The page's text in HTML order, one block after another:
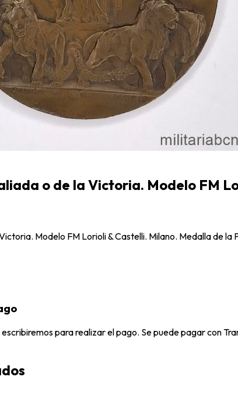
o de la Victoria. Modelo FM
Modelo FM Lorioli & Castelli. Milano. Medalla de la
para realizar el pago. Se puede pagar con